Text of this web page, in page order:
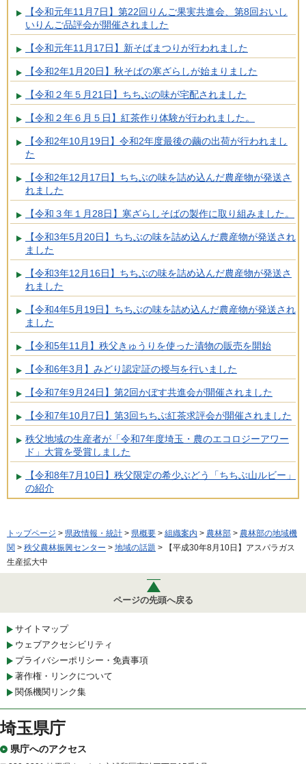
【令和元年11月7日】第22回りんご果実共進会、第8回おいし
いりんご品評会が開催されました
【令和元年11月17日】新そばまつりが行われました
【令和2年1月20日】秋そばの寒ざらしが始まりました
【令和２年５月21日】ちちぶの味が宅配されました
【令和２年６月５日】紅茶作り体験が行われました。
【令和2年10月19日】令和2年度最後の繭の出荷が行われまし
た
【令和2年12月17日】ちちぶの味を詰め込んだ農産物が発送さ
れました
【令和３年１月28日】寒ざらしそばの製作に取り組みました。
【令和3年5月20日】ちちぶの味を詰め込んだ農産物が発送され
ました
【令和3年12月16日】ちちぶの味を詰め込んだ農産物が発送さ
れました
【令和4年5月19日】ちちぶの味を詰め込んだ農産物が発送され
ました
【令和5年11月】秩父きゅうりを使った漬物の販売を開始
【令和6年3月】みどり認定証の授与を行いました
【令和7年9月24日】第2回かぼす共進会が開催されました
【令和7年10月7日】第3回ちちぶ紅茶求評会が開催されました
秩父地域の生産者が「令和7年度埼玉・農のエコロジーアワー
ド」大賞を受賞しました
【令和8年7月10日】秩父限定の希少ぶどう「ちちぶ山ルビー」
の紹介
トップページ > 県政情報・統計 > 県概要 > 組織案内 > 農林部 > 農林部の地域機
関 > 秩父農林振興センター > 地域の話題 > 【平成30年8月10日】アスパラガス
生産拡大中
ページの先頭へ戻る
サイトマップ
ウェブアクセシビリティ
プライバシーポリシー・免責事項
著作権・リンクについて
関係機関リンク集
埼玉県庁
県庁へのアクセス